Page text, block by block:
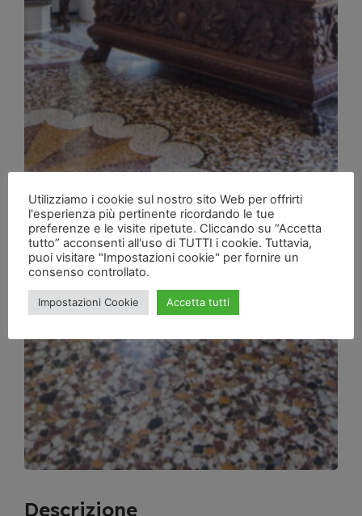
Descrizione
Utilizziamo i cookie sul nostro sito Web per offrirti
l'esperienza più pertinente ricordando le tue
preferenze e le visite ripetute. Cliccando su “Accetta
tutto” acconsenti all'uso di TUTTI i cookie. Tuttavia,
puoi visitare "Impostazioni cookie" per fornire un
consenso controllato.
Impostazioni Cookie Accetta tutti